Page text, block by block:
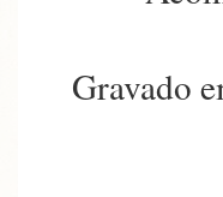
Gravado